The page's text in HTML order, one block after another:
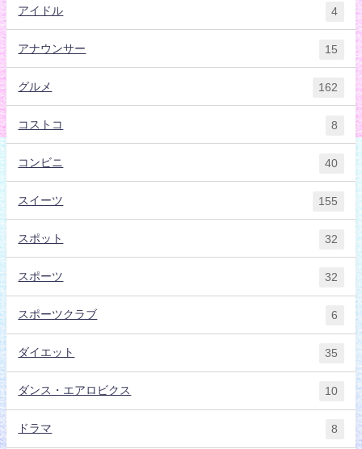
アイドル 4
アナウンサー 15
グルメ 162
コストコ 8
コンビニ 40
スイーツ 155
スポット 32
スポーツ 32
スポーツクラブ 6
ダイエット 35
ダンス・エアロビクス 10
ドラマ 8